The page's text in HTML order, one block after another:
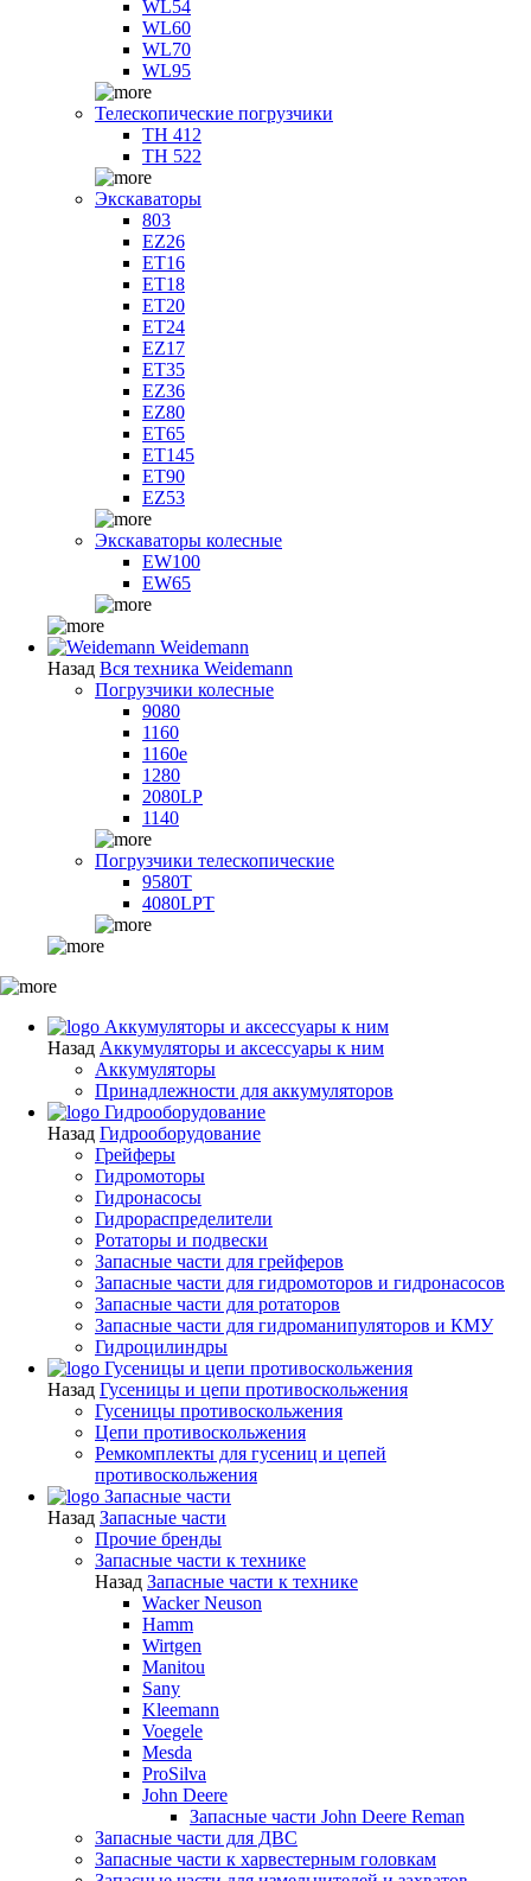
WL54
WL60
WL70
WL95
Телескопические погрузчики
TH 412
TH 522
Экскаваторы
803
EZ26
ET16
ET18
ET20
ET24
EZ17
ET35
EZ36
EZ80
ET65
ET145
ET90
EZ53
Экскаваторы колесные
EW100
EW65
Weidemann
Назад Вся техника Weidemann
Погрузчики колесные
9080
1160
1160e
1280
2080LP
1140
Погрузчики телескопические
9580T
4080LPT
Аккумуляторы и аксессуары к ним
Назад Аккумуляторы и аксессуары к ним
Аккумуляторы
Принадлежности для аккумуляторов
Гидрооборудование
Назад Гидрооборудование
Грейферы
Гидромоторы
Гидронасосы
Гидрораспределители
Ротаторы и подвески
Запасные части для грейферов
Запасные части для гидромоторов и гидронасосов
Запасные части для ротаторов
Запасные части для гидроманипуляторов и КМУ
Гидроцилиндры
Гусеницы и цепи противоскольжения
Назад Гусеницы и цепи противоскольжения
Гусеницы противоскольжения
Цепи противоскольжения
Ремкомплекты для гусениц и цепей
противоскольжения
Запасные части
Назад Запасные части
Прочие бренды
Запасные части к технике
Назад Запасные части к технике
Wacker Neuson
Hamm
Wirtgen
Manitou
Sany
Kleemann
Voegele
Mesda
ProSilva
John Deere
Запасные части John Deere Reman
Запасные части для ДВС
Запасные части к харвестерным головкам